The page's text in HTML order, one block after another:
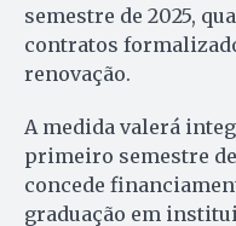
semestre de 2025,
contratos
renovação.
A medida valerá
primeiro semestre de
concede
graduação em